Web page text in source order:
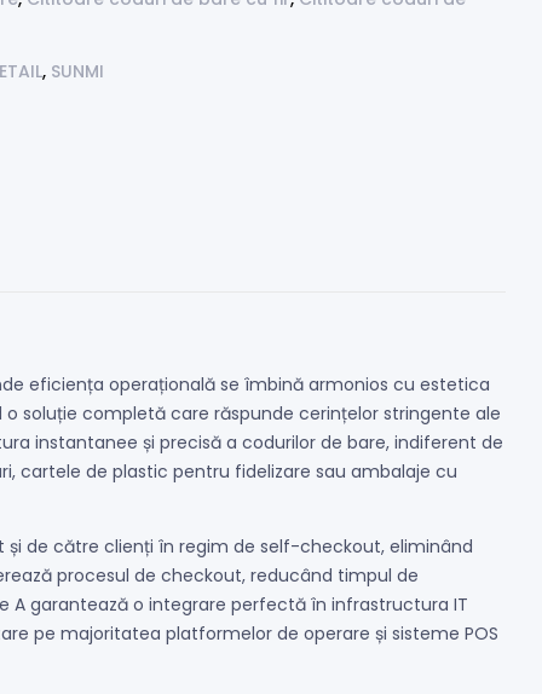
, SUNMI
eficiența operațională se îmbină armonios cu estetica
soluție completă care răspunde cerințelor stringente ale
instantanee și precisă a codurilor de bare, indiferent de
cartele de plastic pentru fidelizare sau ambalaje cu
de către clienți în regim de self-checkout, eliminând
procesul de checkout, reducând timpul de
A garantează o integrare perfectă în infrastructura IT
pe majoritatea platformelor de operare și sisteme POS